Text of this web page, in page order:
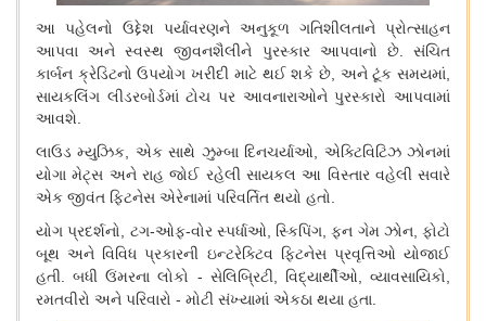
આ પહેલનો ઉદ્દેશ પર્યાવરણને અનુકૂળ ગતિશીલતાને
પ્રોત્સાહન
આપવા અને સ્વસ્થ જીવનશૈલીને પુરસ્કાર આપવાનો છે.સંચિત
કાર્બન ક્રેડિટનો ઉપયોગ ખરીદી માટે થઈ શકે છે, અને ટૂંક સમયમાં,
સાયકલિંગ લીડરબોર્ડમાં ટોચ પર આવનારાઓને પુરસ્કારો આપવામાં
આવશે.
લાઉડ મ્યુઝિક, એક સાથે ઝુમ્બા દિનચર્યાઓ, એક્ટિવિટિઝ ઝોનમાં
યોગા મેટ્સ અને રાહ જોઈ રહેલી સાયકલ આ વિસ્તાર વહેલી સવારે
એક જીવંત ફિટનેસ એરેનામાં પરિવર્તિત થયો હતો.
યોગ પ્રદર્શનો, ટગ-ઓફ-વોર સ્પર્ધાઓ, સ્કિપિંગ,ફન ગેમ ઝોન, ફોટો
બૂથ અને વિવિધ પ્રકારની ઇન્ટરેક્ટિવ ફિટનેસ પ્રવૃત્તિઓ યોજાઈ
હતી.બધી ઉંમરના લોકો - સેલિબ્રિટી, વિદ્યાર્થીઓ,વ્યાવસાયિકો,
રમતવીરો અને પરિવારો - મોટી સંખ્યામાં એકઠા થયા હતા.